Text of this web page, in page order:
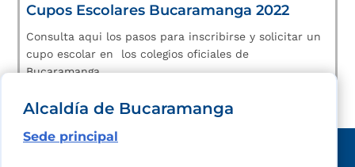
Cupos Escolares Bucaramanga 2022
Consulta aqui los pasos para inscribirse y solicitar un
cupo escolar en los colegios oficiales de
Bucaramanga.
Alcaldía de Bucaramanga
Sede principal